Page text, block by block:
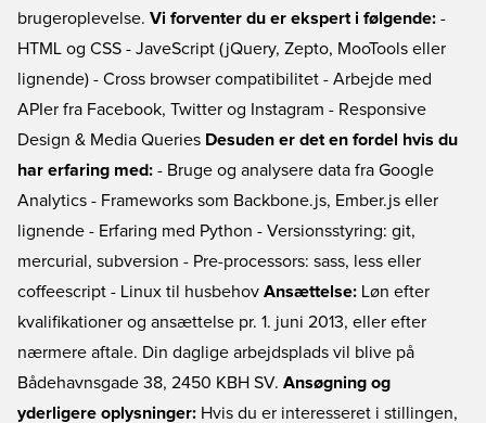
brugeroplevelse. Vi forventer du er ekspert i følgende: -
HTML og CSS - JaveScript (jQuery, Zepto, MooTools eller
lignende) - Cross browser compatibilitet - Arbejde med
APIer fra Facebook, Twitter og Instagram - Responsive
Design & Media Queries Desuden er det en fordel hvis du
har erfaring med: - Bruge og analysere data fra Google
Analytics - Frameworks som Backbone.js, Ember.js eller
lignende - Erfaring med Python - Versionsstyring: git,
mercurial, subversion - Pre-processors: sass, less eller
coffeescript - Linux til husbehov Ansættelse: Løn efter
kvalifikationer og ansættelse pr. 1. juni 2013, eller efter
nærmere aftale. Din daglige arbejdsplads vil blive på
Bådehavnsgade 38, 2450 KBH SV. Ansøgning og
yderligere oplysninger: Hvis du er interesseret i stillingen,